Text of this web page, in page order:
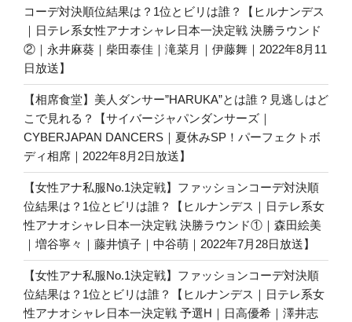
コーデ対決順位結果は？1位とビリは誰？【ヒルナンデス
｜日テレ系女性アナオシャレ日本一決定戦 決勝ラウンド
②｜永井麻葵｜柴田泰佳｜滝菜月｜伊藤舞｜2022年8月11
日放送】
【相席食堂】美人ダンサー”HARUKA”とは誰？見逃しはど
こで見れる？【サイバージャパンダンサーズ｜
CYBERJAPAN DANCERS｜夏休みSP！パーフェクトボ
ディ相席｜2022年8月2日放送】
【女性アナ私服No.1決定戦】ファッションコーデ対決順
位結果は？1位とビリは誰？【ヒルナンデス｜日テレ系女
性アナオシャレ日本一決定戦 決勝ラウンド①｜森田絵美
｜増谷寧々｜藤井慎子｜中谷萌｜2022年7月28日放送】
【女性アナ私服No.1決定戦】ファッションコーデ対決順
位結果は？1位とビリは誰？【ヒルナンデス｜日テレ系女
性アナオシャレ日本一決定戦 予選H｜日高優希｜澤井志